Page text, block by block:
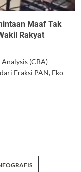
Maaf Tak
Rakyat
(CBA)
Fraksi PAN, Eko